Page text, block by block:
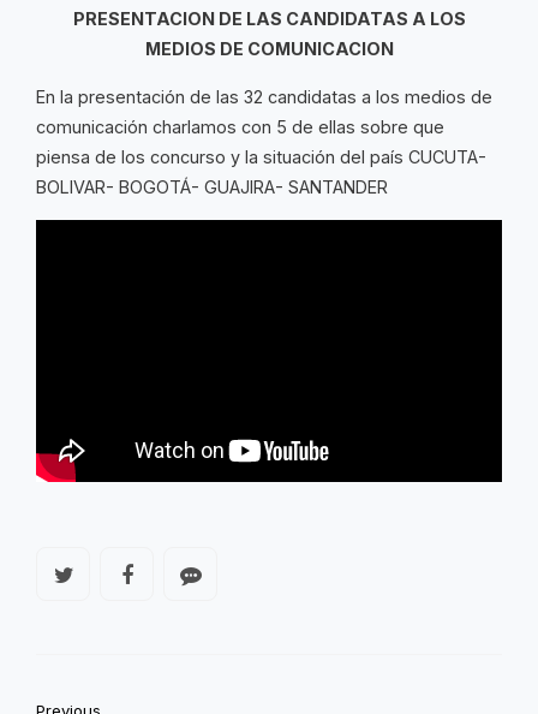
PRESENTACION DE LAS CANDIDATAS A LOS
MEDIOS DE COMUNICACION
En la presentación de las 32 candidatas a los medios de
comunicación charlamos con 5 de ellas sobre que
piensa de los concurso y la situación del país CUCUTA-
BOLIVAR- BOGOTÁ- GUAJIRA- SANTANDER